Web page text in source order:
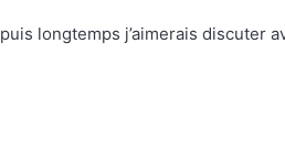
longtemps j’aimerais discuter